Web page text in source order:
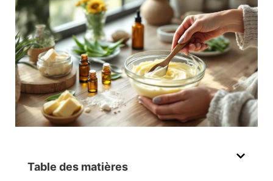
Table des matières